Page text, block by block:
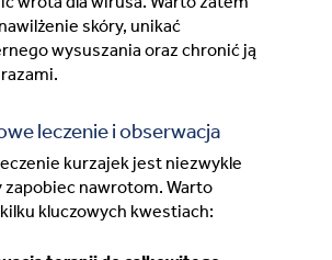
skóry, unikać
wysuszania oraz chronić ją
leczenie i obserwacja
kurzajek jest niezwykle
zapobiec nawrotom. Warto
kluczowych kwestiach: